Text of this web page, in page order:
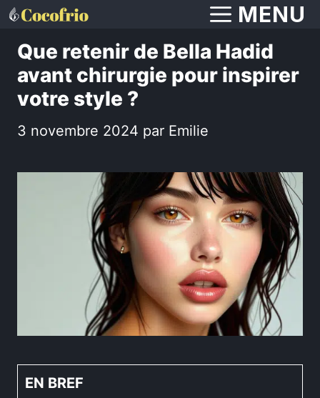
Aller
contenu
MENU
Que retenir de Bella Hadid
avant chirurgie pour inspirer
votre style ?
3 novembre 2024 par Emilie
EN BREF